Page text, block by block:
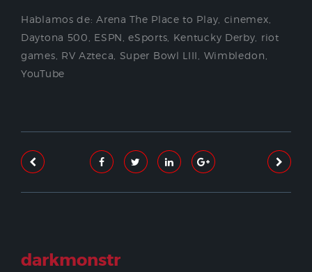
Hablamos de:Arena The Place to Play cinemex
Daytona 500
ESPN ,eSports Kentucky Derby riot
games RV Azteca Super Bowl LIII Wimbledon
YouTube
darkmonstr